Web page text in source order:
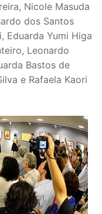
Nicole Masuda
dos Santos
Eduarda Yumi Higa
Leonardo
Bastos de
e Rafaela Kaori